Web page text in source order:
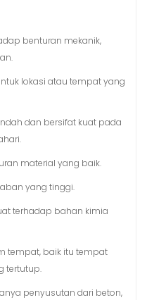
benturan mekanik,
lokasi atau tempat yang
dan bersifat kuat pada
material yang baik.
yang tinggi.
terhadap bahan kimia
tempat, baik itu tempat
tertutup.
penyusutan dari beton,